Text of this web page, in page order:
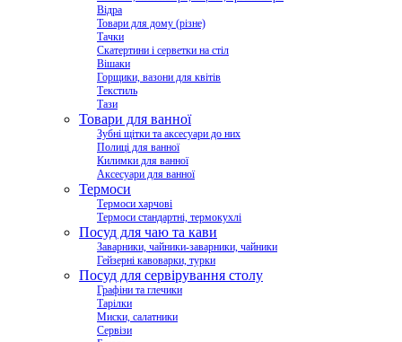
Відра
Товари для дому (різне)
Тачки
Скатертини і серветки на стіл
Вішаки
Горщики, вазони для квітів
Текстиль
Тази
Товари для ванної
Зубні щітки та аксесуари до них
Полиці для ванної
Килимки для ванної
Аксесуари для ванної
Термоси
Термоси харчові
Термоси стандартні, термокухлі
Посуд для чаю та кави
Заварники, чайники-заварники, чайники
Гейзерні кавоварки, турки
Посуд для сервірування столу
Графіни та глечики
Тарілки
Миски, салатники
Сервізи